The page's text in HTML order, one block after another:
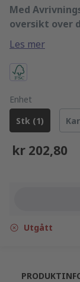
Med
oversikt over
Kalenderen
oppheng. Dag
Årets dager,
Store tall gjør
for neste dag.
Angivelse
Stående
Format:
Les mer
Enhet
Stk (1)
kr 202,80
Utgått